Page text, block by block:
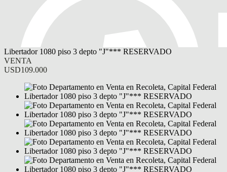
Libertador 1080 piso 3 depto "J"*** RESERVADO
VENTA
USD109.000